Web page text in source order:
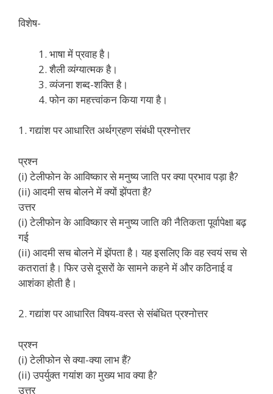
विशेष-
भाषा में प्रवाह है।
शैली व्यंग्यात्मक है।
व्यंजना शब्द-शक्ति है।
फोन का महत्त्वांकन किया गया है।
1. गद्यांश पर आधारित अर्थग्रहण संबंधी प्रश्नोत्तर
प्रश्न
(i) टेलीफोन के आविष्कार से मनुष्य जाति पर क्या प्रभाव पड़ा है?
(ii) आदमी सच बोलने में क्यों झेंपता है?
उत्तर
(i) टेलीफोन के आविष्कार से मनुष्य जाति की नैतिकता पूर्वापेक्षा बढ़
गई
(ii) आदमी सच बोलने में झेंपता है। यह इसलिए कि वह स्वयं सच से
कतरातां है। फिर उसे दूसरों के सामने कहने में और कठिनाई व
आशंका होती है।
2. गद्यांश पर आधारित विषय-वस्त से संबंधित प्रश्नोत्तर
प्रश्न
(i) टेलीफोन से क्या-क्या लाभ हैं?
(ii) उपर्युक्त गयांश का मुख्य भाव क्या है?
उत्तर